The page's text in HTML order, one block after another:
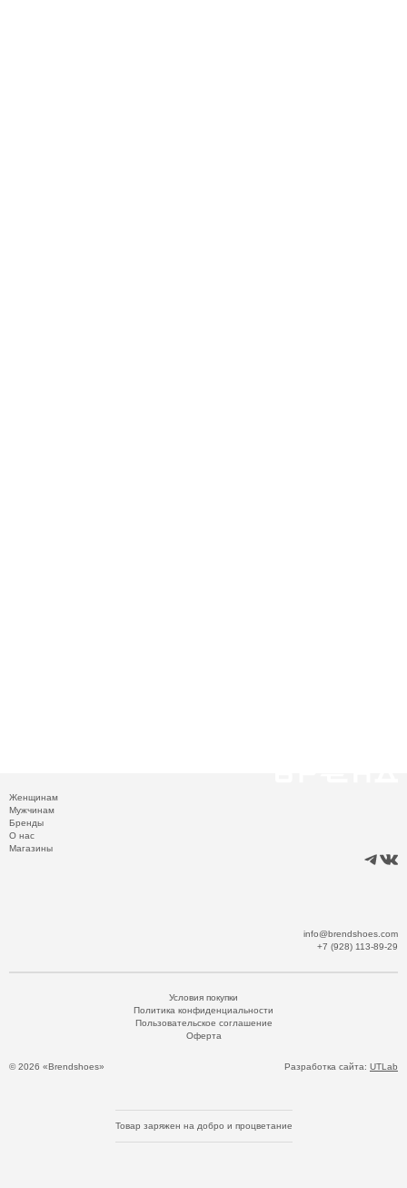
Женщинам
Мужчинам
Бренды
О нас
Магазины
info@brendshoes.com
+7 (928) 113-89-29
© 2026 «Brendshoes»
Условия покупки
Политика конфиденциальности
Пользовательское соглашение
Оферта
Разработка сайта: UTLab
Товар заряжен на добро и процветание